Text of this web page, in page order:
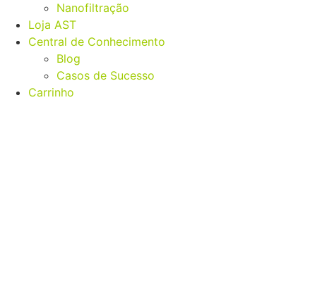
Nanofiltração
Loja AST
Central de Conhecimento
Blog
Casos de Sucesso
Carrinho